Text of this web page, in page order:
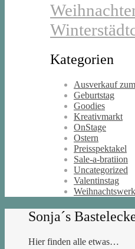
Kategorien
Ausverkauf
Geburtstag
Goodies
Kreativmarkt
OnStage
Ostern
Preisspektakel
Sale-a-bratiion
Uncategorized
Valentinstag
Sonja´s
Hier finden alle etwas…